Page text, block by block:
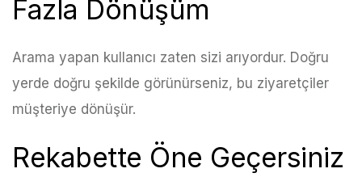
Fazla Dönüşüm
Arama yapan kullanıcı zaten sizi arıyordur. Doğru
yerde doğru şekilde görünürseniz, bu ziyaretçiler
müşteriye dönüşür.
Rekabette Öne Geçersiniz